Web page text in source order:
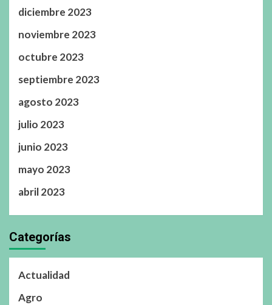
diciembre 2023
noviembre 2023
octubre 2023
septiembre 2023
agosto 2023
julio 2023
junio 2023
mayo 2023
abril 2023
Categorías
Actualidad
Agro